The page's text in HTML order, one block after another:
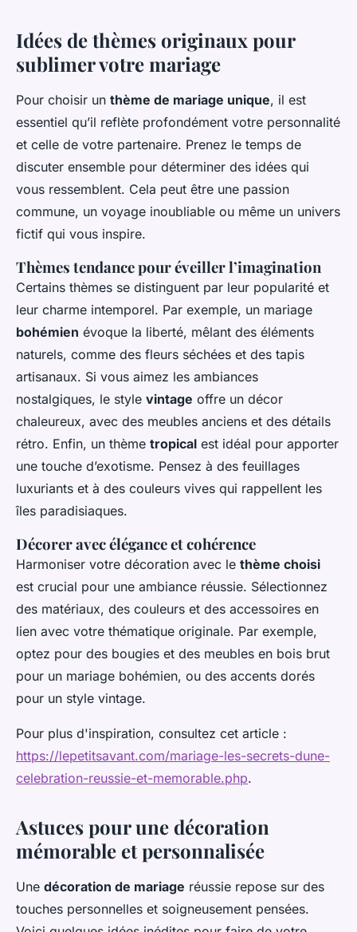
Idées de thèmes originaux pour
sublimer votre mariage
Pour choisir un thème de mariage unique, il est
essentiel qu’il reflète profondément votre personnalité
et celle de votre partenaire. Prenez le temps de
discuter ensemble pour déterminer des idées qui
vous ressemblent. Cela peut être une passion
commune, un voyage inoubliable ou même un univers
fictif qui vous inspire.
Thèmes tendance pour éveiller l’imagination
Certains thèmes se distinguent par leur popularité et
leur charme intemporel. Par exemple, un mariage
bohémien évoque la liberté, mêlant des éléments
naturels, comme des fleurs séchées et des tapis
artisanaux. Si vous aimez les ambiances
nostalgiques, le style vintage offre un décor
chaleureux, avec des meubles anciens et des détails
rétro. Enfin, un thème tropical est idéal pour apporter
une touche d’exotisme. Pensez à des feuillages
luxuriants et à des couleurs vives qui rappellent les
îles paradisiaques.
Décorer avec élégance et cohérence
Harmoniser votre décoration avec le thème choisi
est crucial pour une ambiance réussie. Sélectionnez
des matériaux, des couleurs et des accessoires en
lien avec votre thématique originale. Par exemple,
optez pour des bougies et des meubles en bois brut
pour un mariage bohémien, ou des accents dorés
pour un style vintage.
Pour plus d'inspiration, consultez cet article :
https://lepetitsavant.com/mariage-les-secrets-dune-
celebration-reussie-et-memorable.php.
Astuces pour une décoration
mémorable et personnalisée
Une décoration de mariage réussie repose sur des
touches personnelles et soigneusement pensées.